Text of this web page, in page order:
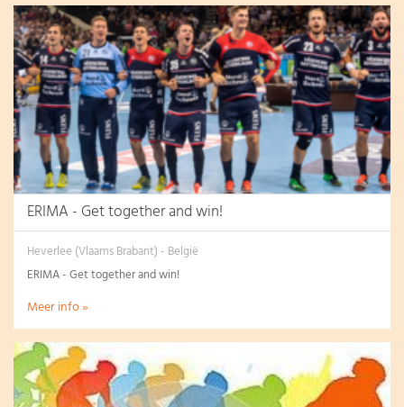
ERIMA - Get together and win!
Heverlee (Vlaams Brabant) - België
ERIMA - Get together and win!
Meer info »